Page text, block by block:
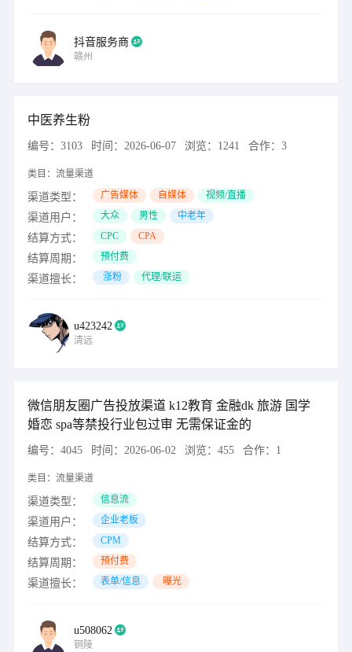
抖音服务商
赣州
中医养生粉
编号： 3103 时间： 2026-06-07 浏览： 1241 合作： 3
类目： 流量渠道
渠道类型： 广告媒体 自媒体 视频/直播
渠道用户： 大众 男性 中老年
结算方式： CPC CPA
结算周期： 预付费
渠道擅长： 涨粉 代理/联运
u423242
清远
微信朋友圈广告投放渠道 k12教育 金融dk 旅游 国学
婚恋 spa等禁投行业包过审 无需保证金的
编号： 4045 时间： 2026-06-02 浏览： 455 合作： 1
类目： 流量渠道
渠道类型： 信息流
渠道用户： 企业老板
结算方式： CPM
结算周期： 预付费
渠道擅长： 表单/信息 曝光
u508062
铜陵